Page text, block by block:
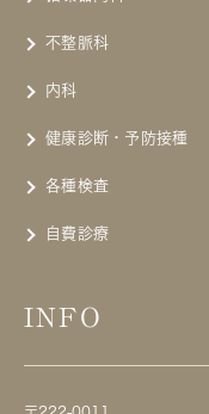
不整脈科
内科
健康診断・予防接種
各種検査
自費診療
INFO